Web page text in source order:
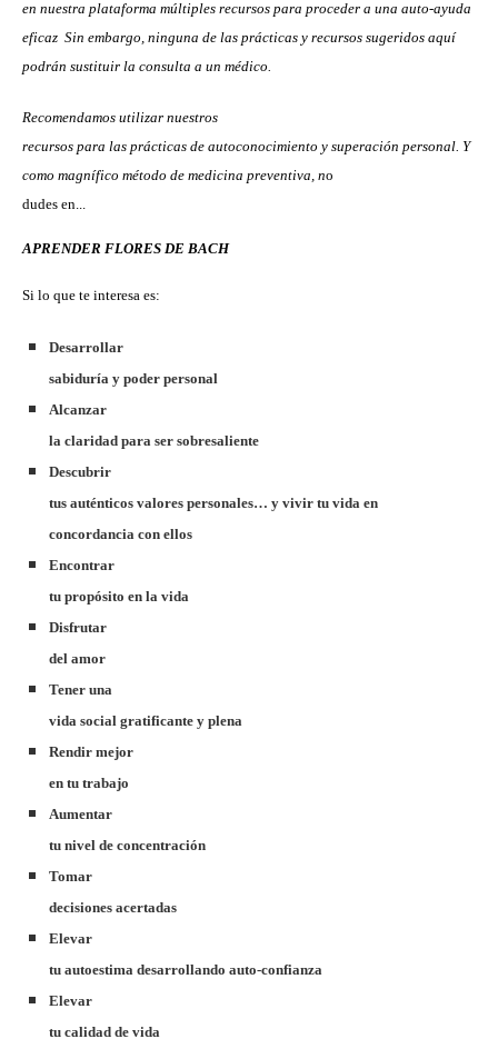
en nuestra plataforma múltiples recursos para proceder a una auto-ayuda
eficaz Sin embargo, ninguna de las prácticas y recursos sugeridos aquí
podrán sustituir la consulta a un médico.
Recomendamos utilizar nuestros
recursos para las prácticas de autoconocimiento y superación personal. Y
como magnífico método de medicina preventiva, no
dudes en...
APRENDER FLORES DE BACH
Si lo que te interesa es:
Desarrollar
sabiduría y poder personal
Alcanzar
la claridad para ser sobresaliente
Descubrir
tus auténticos valores personales… y vivir tu vida en
concordancia con ellos
Encontrar
tu propósito en la vida
Disfrutar
del amor
Tener una
vida social gratificante y plena
Rendir mejor
en tu trabajo
Aumentar
tu nivel de concentración
Tomar
decisiones acertadas
Elevar
tu autoestima desarrollando auto-confianza
Elevar
tu calidad de vida